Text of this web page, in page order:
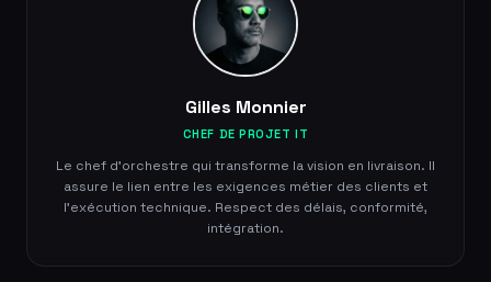
Gilles Monnier
CHEF DE PROJET IT
Le chef d'orchestre qui transforme la vision en livraison. Il
assure le lien entre les exigences métier des clients et
l'exécution technique. Respect des délais, conformité,
intégration.